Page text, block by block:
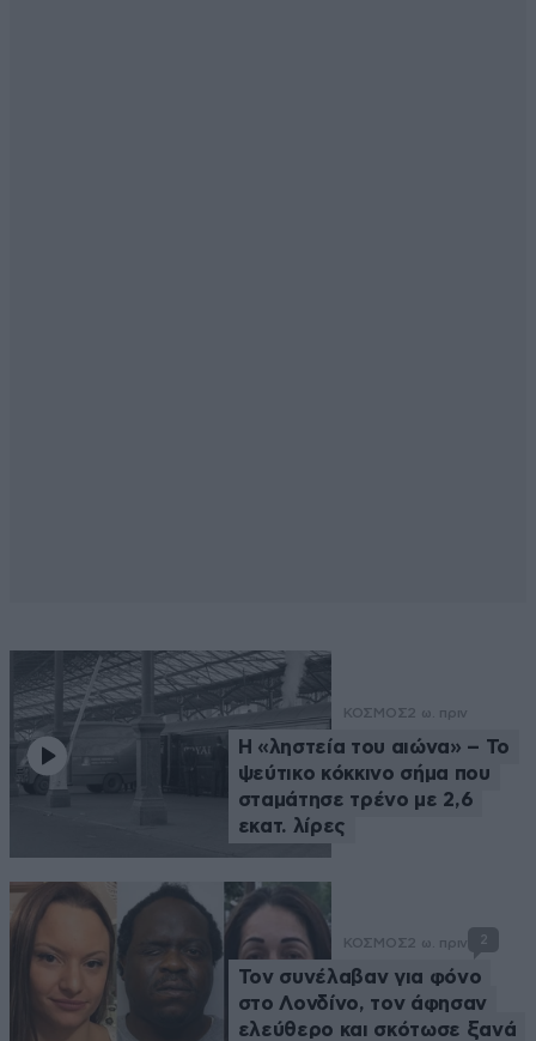
ΚΟΣΜΟΣ2 ω. πριν
Η «ληστεία του αιώνα» – Το
ψεύτικο κόκκινο σήμα που
σταμάτησε τρένο με 2,6
εκατ. λίρες
ΚΟΣΜΟΣ2 ω. πριν 2
Τον συνέλαβαν για φόνο
στο Λονδίνο, τον άφησαν
ελεύθερο και σκότωσε ξανά